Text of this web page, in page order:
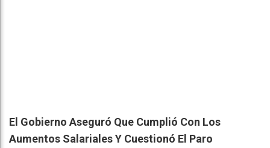
El Gobierno Aseguró Que Cumplió Con Los
Aumentos Salariales Y Cuestionó El Paro